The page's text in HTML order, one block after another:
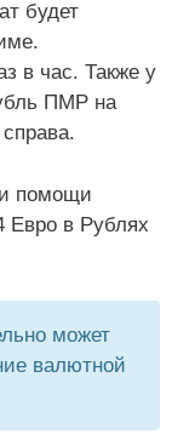
будет
в час. Также у
ПМР на
помощи
Евро в Рублях
может
валютной